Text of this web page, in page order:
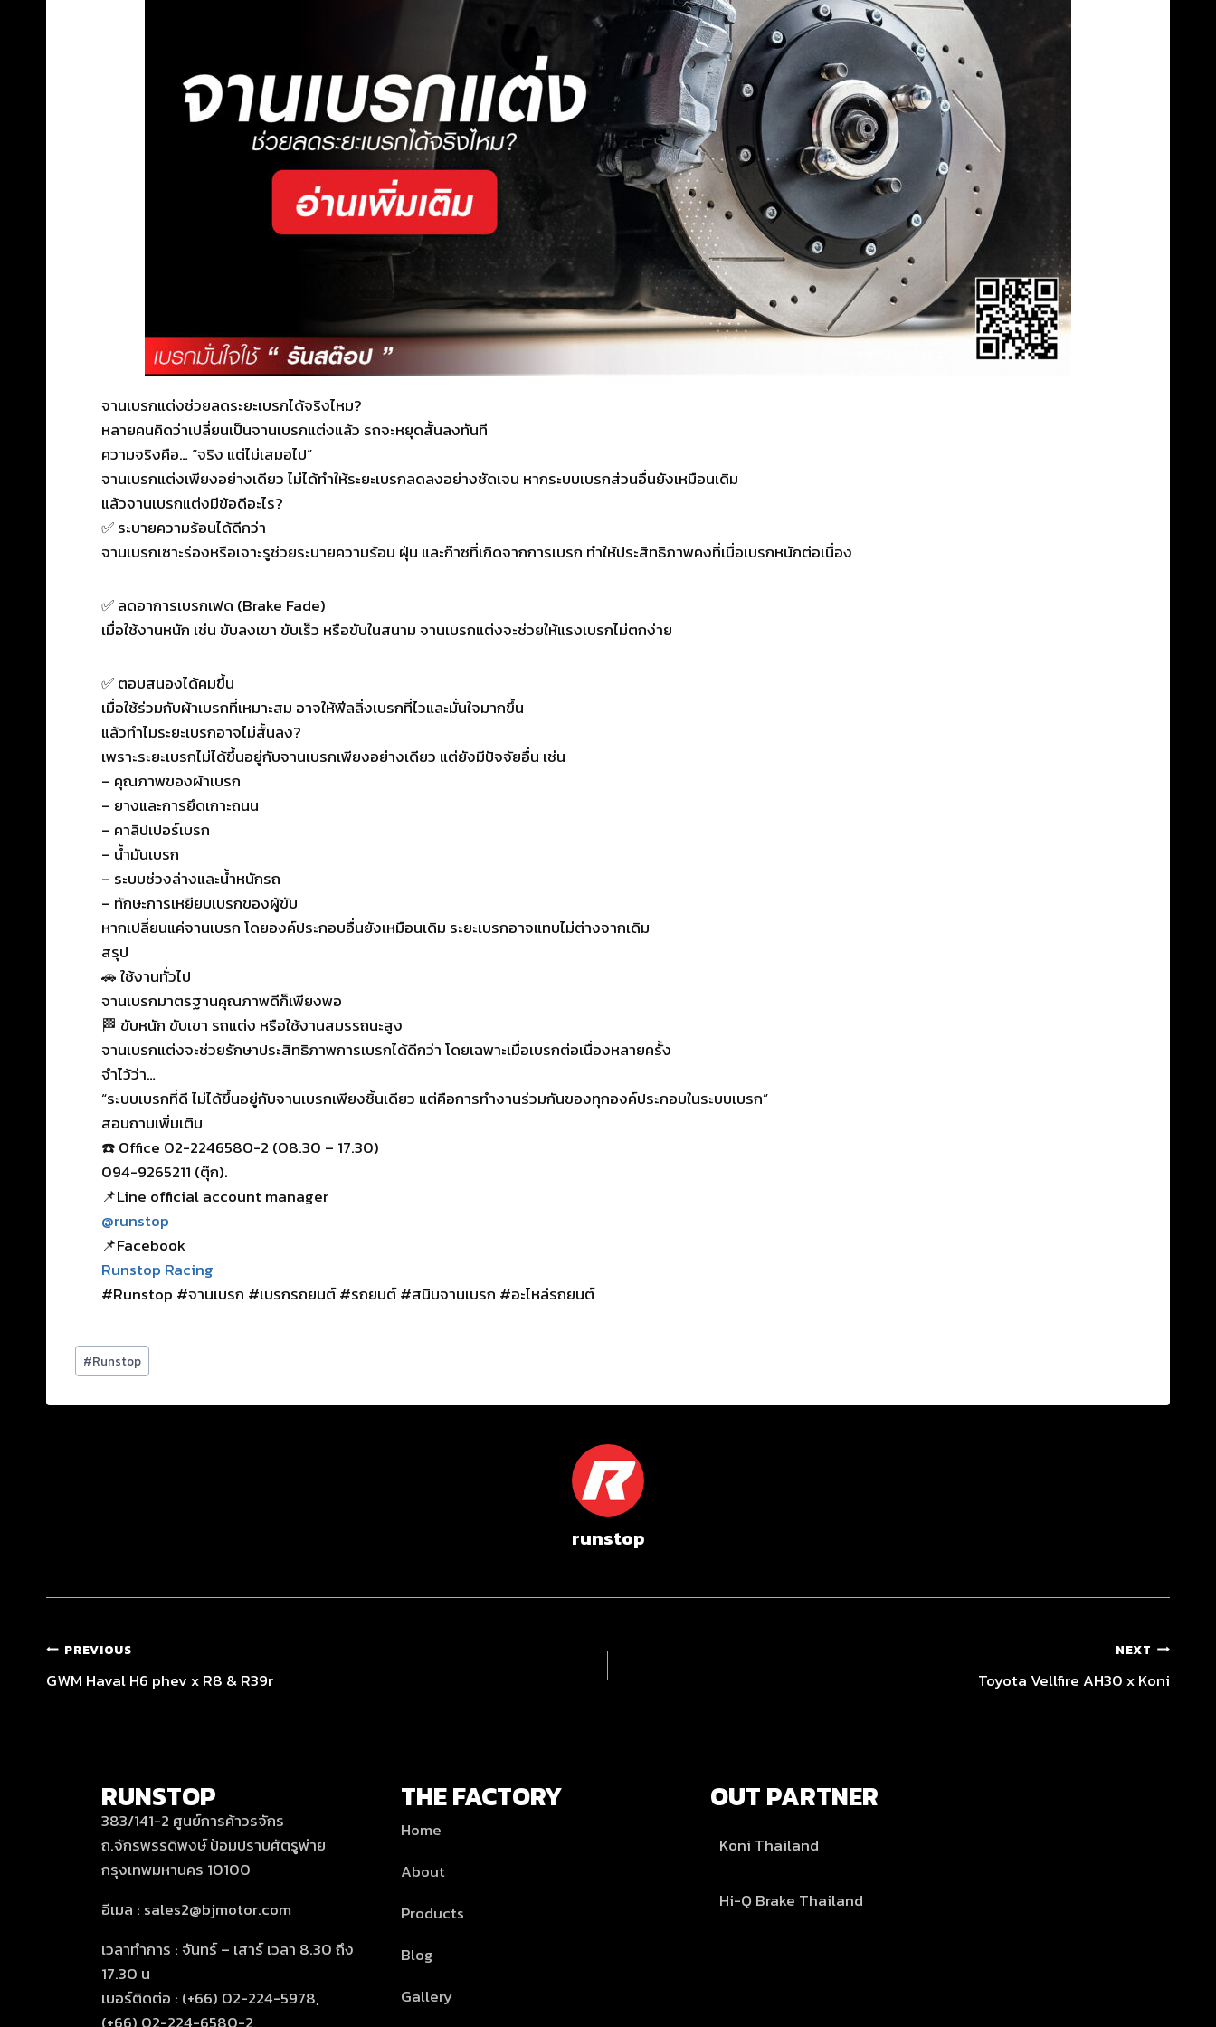
จานเบรกแต่งช่วยลดระยะเบรกได้จริงไหม?
หลายคนคิดว่าเปลี่ยนเป็นจานเบรกแต่งแล้ว รถจะหยุดสั้นลงทันที
ความจริงคือ… “จริง แต่ไม่เสมอไป”
จานเบรกแต่งเพียงอย่างเดียว ไม่ได้ทำให้ระยะเบรกลดลงอย่างชัดเจน หากระบบเบรกส่วนอื่นยังเหมือนเดิม
แล้วจานเบรกแต่งมีข้อดีอะไร?
✅ ระบายความร้อนได้ดีกว่า
จานเบรกเซาะร่องหรือเจาะรูช่วยระบายความร้อน ฝุ่น และก๊าซที่เกิดจากการเบรก ทำให้ประสิทธิภาพคงที่เมื่อเบรกหนักต่อเนื่อง
✅ ลดอาการเบรกเฟด (Brake Fade)
เมื่อใช้งานหนัก เช่น ขับลงเขา ขับเร็ว หรือขับในสนาม จานเบรกแต่งจะช่วยให้แรงเบรกไม่ตกง่าย
✅ ตอบสนองได้คมขึ้น
เมื่อใช้ร่วมกับผ้าเบรกที่เหมาะสม อาจให้ฟีลลิ่งเบรกที่ไวและมั่นใจมากขึ้น
แล้วทำไมระยะเบรกอาจไม่สั้นลง?
เพราะระยะเบรกไม่ได้ขึ้นอยู่กับจานเบรกเพียงอย่างเดียว แต่ยังมีปัจจัยอื่น เช่น
– คุณภาพของผ้าเบรก
– ยางและการยึดเกาะถนน
– คาลิปเปอร์เบรก
– น้ำมันเบรก
– ระบบช่วงล่างและน้ำหนักรถ
– ทักษะการเหยียบเบรกของผู้ขับ
หากเปลี่ยนแค่จานเบรก โดยองค์ประกอบอื่นยังเหมือนเดิม ระยะเบรกอาจแทบไม่ต่างจากเดิม
สรุป
🚗 ใช้งานทั่วไป
จานเบรกมาตรฐานคุณภาพดีก็เพียงพอ
🏁 ขับหนัก ขับเขา รถแต่ง หรือใช้งานสมรรถนะสูง
จานเบรกแต่งจะช่วยรักษาประสิทธิภาพการเบรกได้ดีกว่า โดยเฉพาะเมื่อเบรกต่อเนื่องหลายครั้ง
จำไว้ว่า…
“ระบบเบรกที่ดี ไม่ได้ขึ้นอยู่กับจานเบรกเพียงชิ้นเดียว แต่คือการทำงานร่วมกันของทุกองค์ประกอบในระบบเบรก”
สอบถามเพิ่มเติม
☎️ Office 02-2246580-2 (08.30 – 17.30)
094-9265211 (ตุ๊ก).
📌Line official account manager
@runstop
📌Facebook
Runstop Racing
#Runstop #จานเบรก #เบรกรถยนต์ #รถยนต์ #สนิมจานเบรก #อะไหล่รถยนต์
#Runstop
runstop
PREVIOUS
GWM Haval H6 phev x R8 & R39r
NEXT
Toyota Vellfire AH30 x Koni
RUNSTOP
383/141-2 ศูนย์การค้าวรจักร
ถ.จักรพรรดิพงษ์ ป้อมปราบศัตรูพ่าย
กรุงเทพมหานคร 10100
อีเมล : sales2@bjmotor.com
เวลาทำการ : จันทร์ – เสาร์ เวลา 8.30 ถึง
17.30 น
เบอร์ติดต่อ : (+66) 02-224-5978,
THE FACTORY
Home
About
Products
Blog
Gallery
OUT PARTNER
Koni Thailand
Hi-Q Brake Thailand